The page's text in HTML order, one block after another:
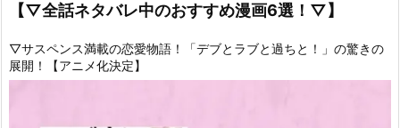
【▽全話ネタバレ中のおすすめ漫画6選！▽】
▽サスペンス満載の恋愛物語！「デブとラブと過ちと！」の驚きの
展開！【アニメ化決定】